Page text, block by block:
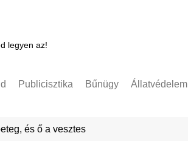
legyen az!
Publicisztika Bűnügy Állatvédelem
és ő a vesztes